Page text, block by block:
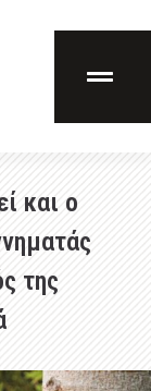
και ο
της